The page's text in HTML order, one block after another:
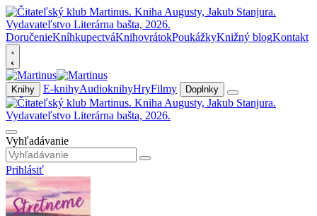
DoručenieKníhkupectváKnihovrátokPoukážkyKnižný blogKontakt
Knihy E-knihyAudioknihyHryFilmy Doplnky
Vyhľadávanie
Prihlásiť